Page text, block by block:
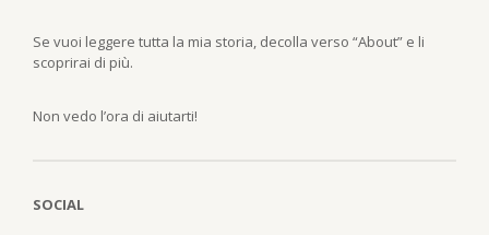
Se vuoi leggere tutta la mia storia, decolla verso “About” e li
scoprirai di più.
Non vedo l’ora di aiutarti!
SOCIAL